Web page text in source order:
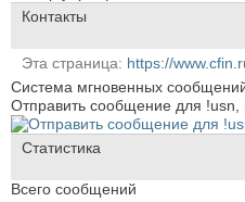
Контакты
Эта страница
https://
Система мгновенных
Отправить сообщение для !usn,
Статистика
Всего сообщений